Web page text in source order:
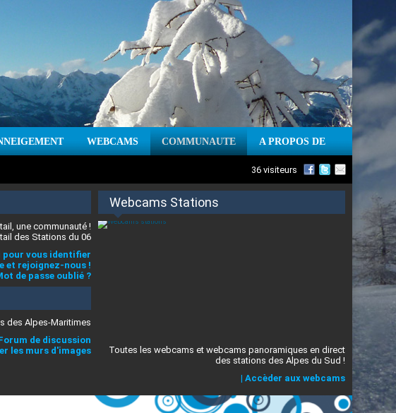
WEBCAMS COMMUNAUTE A PROPOS DE
36 visiteurs
une communauté !
des Stations du 06
pour vous identifier
et rejoignez-nous !
de passe oublié ?
des Alpes-Maritimes
de discussion
les murs d'images
Webcams Stations
Toutes les webcams et webcams panoramiques en direct
des stations des Alpes du Sud !
| Accèder aux webcams